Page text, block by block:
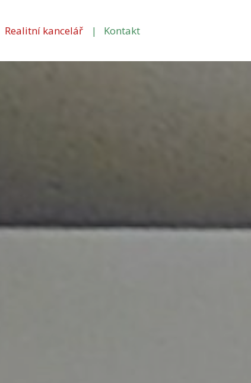
Realitní kancelář Kontakt